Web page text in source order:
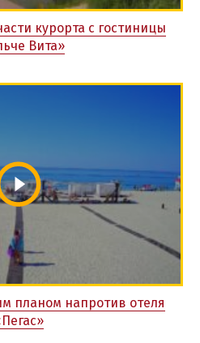
курорта с гостиницы
Вита»
планом напротив отеля